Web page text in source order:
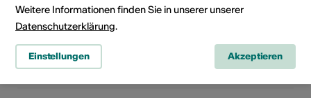
Banque Raiffeisen Sion
IBAN Nummer: CH07 8080 8007
Weitere Informationen finden Sie in unserer unserer
Datenschutzerklärung.
Einstellungen Akzeptieren